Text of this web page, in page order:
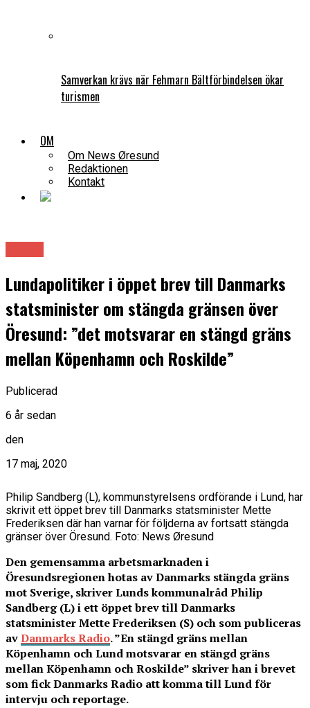
Samverkan krävs när Fehmarn Bältförbindelsen ökar
turismen
OM
Om News Øresund
Redaktionen
Kontakt
Lundapolitiker i öppet brev till Danmarks
statsminister om stängda gränsen över
Öresund: ”det motsvarar en stängd gräns
mellan Köpenhamn och Roskilde”
Publicerad
6 år sedan
den
17 maj, 2020
Philip Sandberg (L), kommunstyrelsens ordförande i Lund, har
skrivit ett öppet brev till Danmarks statsminister Mette
Frederiksen där han varnar för följderna av fortsatt stängda
gränser över Öresund. Foto: News Øresund
Den gemensamma arbetsmarknaden i
Öresundsregionen hotas av Danmarks stängda gräns
mot Sverige, skriver Lunds kommunalråd Philip
Sandberg (L) i ett öppet brev till Danmarks
statsminister Mette Frederiksen (S) och som publiceras
avDanmarks Radio. ”En stängd gräns mellan
Köpenhamn och Lund motsvarar en stängd gräns
mellan Köpenhamn och Roskilde” skriver han i brevet
som fick Danmarks Radio att komma till Lund för
intervju och reportage.